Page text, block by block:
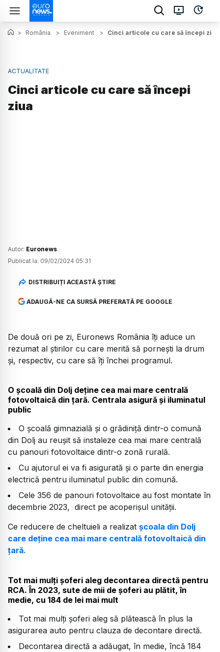
> România > Eveniment > Cinci articole cu care să începi ziua
ACTUALITATE
Cinci articole cu care să începi
ziua
Autor: Euronews
Publicat la: 09/02/2024 05:31
DISTRIBUIȚI ACEASTĂ ȘTIRE
ADAUGĂ-NE CA SURSĂ PREFERATĂ PE GOOGLE
De două ori pe zi, Euronews România îți aduce un
rezumat al știrilor cu care merită să pornești la drum
și, respectiv, cu care să îți închei programul.
O școală din Dolj deține cea mai mare centrală
fotovoltaică din țară. Centrala asigură și iluminatul
public
O școală gimnazială și o grădiniță dintr-o comună
din Dolj au reușit să instaleze cea mai mare centrală
cu panouri fotovoltaice dintr-o zonă rurală.
Cu ajutorul ei va fi asigurată și o parte din energia
electrică pentru iluminatul public din comună.
Cele 356 de panouri fotovoltaice au fost montate în
decembrie 2023, direct pe acoperișul unității.
Ce reducere de cheltuieli a realizat școala din Dolj
care deține cea mai mare centrală fotovoltaică din
țară.
Tot mai mulți șoferi aleg decontarea directă pentru
RCA. În 2023, sute de mii de șoferi au plătit, în
medie, cu 184 de lei mai mult
Tot mai mulți șoferi aleg să plătească în plus la
asigurarea auto pentru clauza de decontare directă.
Decontarea directă a adăugat, în medie, încă 184